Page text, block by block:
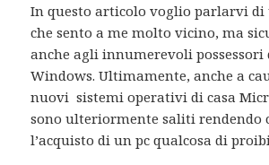
In questo articolo voglio parlarvi di
che sento a me molto vicino, ma
anche agli innumerevoli possessori
Windows. Ultimamente, anche a
nuovi sistemi operativi di casa
sono ulteriormente saliti rendendo
l’acquisto di un pc qualcosa di